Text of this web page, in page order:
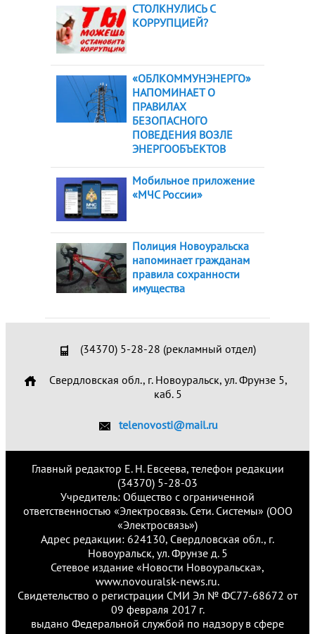
СТОЛКНУЛИСЬ С
КОРРУПЦИЕЙ?
«ОБЛКОММУНЭНЕРГО»
НАПОМИНАЕТ О
ПРАВИЛАХ
БЕЗОПАСНОГО
ПОВЕДЕНИЯ ВОЗЛЕ
ЭНЕРГООБЪЕКТОВ
Мобильное приложение
«МЧС России»
Полиция Новоуральска
напоминает гражданам
правила сохранности
имущества
(34370) 5-28-28 (рекламный отдел)
Свердловская обл., г. Новоуральск, ул. Фрунзе 5,
каб. 5
telenovosti@mail.ru
Главный редактор Е. Н. Евсеева, телефон редакции
(34370) 5-28-03
Учредитель: Общество с ограниченной
ответственностью «Электросвязь. Сети. Системы» (ООО
«Электросвязь»)
Адрес редакции: 624130, Свердловская обл., г.
Новоуральск, ул. Фрунзе д. 5
Сетевое издание «Новости Новоуральска»,
www.novouralsk-news.ru.
Свидетельство о регистрации СМИ Эл № ФС77-68672 от
09 февраля 2017 г.
выдано Федеральной службой по надзору в сфере